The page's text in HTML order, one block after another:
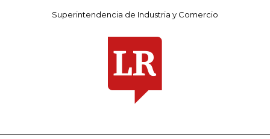
Superintendencia de Industria y Comercio